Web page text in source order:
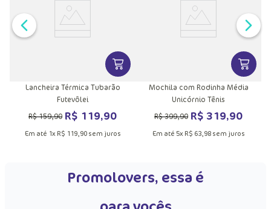
VER MAIS INFORMAÇÕES DO
Lancheira Térmica Tubarão
Futevôlei
R$159,90 R$ 119,90
Em até 1x R$ 119,90sem juros
VER
Mochila com Rodinha Média
Unicórnio Tênis
R$399,90 R$ 319,90
Em até 5x R$ 63,98sem juros
Promolovers, essa é